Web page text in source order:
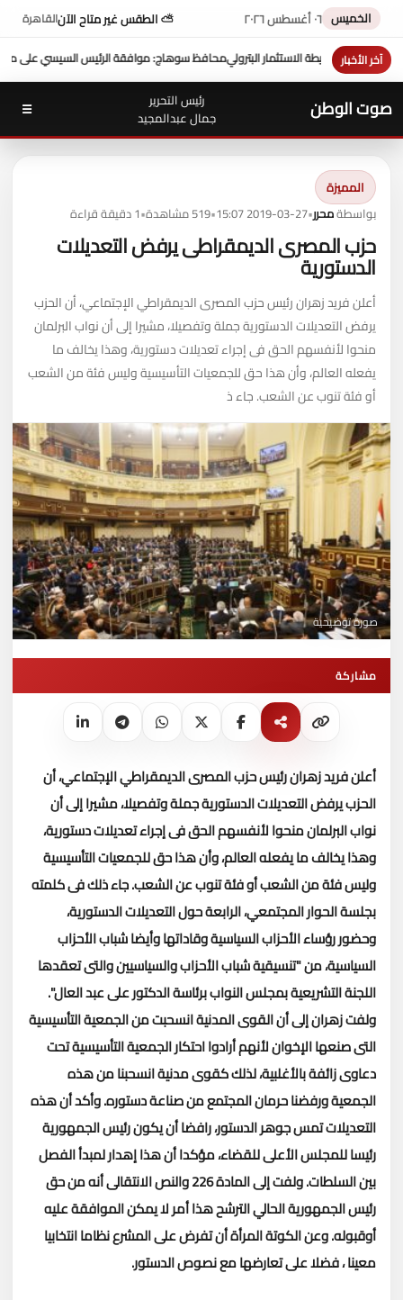
الخميس ٠٦ أغسطس ٢٠٢٦ ⛅ الطقس غير متاح الآنالقاهرة
آخر الأخبار
بمشاركة محافظ على منحة 10 ملايين دولار تعزز التنمية بالمحافظة
صوت الوطن
رئيس التحرير
جمال عبدالمجيد
☰
المميزة
بواسطةمحرر•
2019-03-27 15:07
•519 مشاهدة •1 دقيقة قراءة
حزب المصرى الديمقراطى يرفض التعديلات
الدستورية
أعلن فريد زهران رئيس حزب المصرى الديمقراطي الإجتماعي، أن الحزب
يرفض التعديلات الدستورية جملة وتفصيلا، مشيرا إلى أن نواب البرلمان
منحوا لأنفسهم الحق فى إجراء تعديلات دستورية، وهذا يخالف ما
يفعله العالم، وأن هذا حق للجمعيات التأسيسية وليس فئة من الشعب
أو فئة تنوب عن الشعب. جاء ذ
صورة توضيحية
مشاركة
أعلن فريد زهران رئيس حزب المصرى الديمقراطي الإجتماعي، أن
الحزب يرفض التعديلات الدستورية جملة وتفصيلا، مشيرا إلى أن
نواب البرلمان منحوا لأنفسهم الحق فى إجراء تعديلات دستورية،
وهذا يخالف ما يفعله العالم، وأن هذا حق للجمعيات التأسيسية
وليس فئة من الشعب أو فئة تنوب عن الشعب.جاء ذلك فى كلمته
بجلسة الحوار المجتمعي، الرابعة حول التعديلات الدستورية،
وحضور رؤساء الأحزاب السياسية وقاداتها وأيضا شباب الأحزاب
السياسية، من "تنسيقية شباب الأحزاب والسياسيين والتى تعقدها
اللجنة التشريعية بمجلس النواب برئاسة الدكتور على عبد العال".
ولفت زهران إلى أن القوى المدنية انسحبت من الجمعية التأسيسية
التى صنعها الإخوان لأنهم أرادوا احتكار الجمعية التأسيسية تحت
دعاوى زائفة بالأغلبية، لذلك كقوى مدنية انسحبنا من هذه
الجمعية ورفضنا حرمان المجتمع من صناعة دستوره.وأكد أن هذه
التعديلات تمس جوهر الدستور، رافضا أن يكون رئيس الجمهورية
رئيسا للمجلس الأعلى للقضاء، مؤكدا أن هذا إهدار لمبدأ الفصل
بين السلطات.
ولفت إلى المادة 226 والنص الانتقالى أنه من حق
رئيس الجمهورية الحالي الترشح هذا أمر لا يمكن الموافقة عليه
أوقبوله.وعن الكوتة المرأة أن تفرض على المشرع نظاما انتخابيا
معينا ، فضلا على تعارضها مع نصوص الدستور.